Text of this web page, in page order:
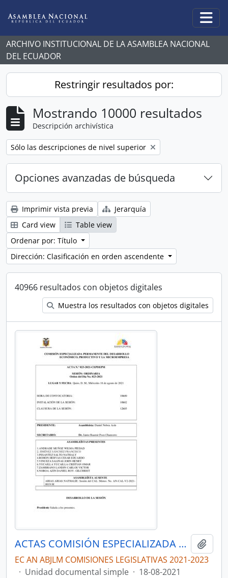
ARCHIVO INSTITUCIONAL DE LA ASAMBLEA NACIONAL
DEL ECUADOR
Restringir resultados por:
Mostrando 10000 resultados
Descripción archivística
Remove filter:
Sólo las descripciones de nivel superior
Opciones avanzadas de búsqueda
Imprimir vista previa
Jerarquía
Card view
Table view
Ordenar por: Título
Dirección: Clasificación en orden ascendente
40966 resultados con objetos digitales
Muestra los resultados con objetos digitales
ACTAS COMISIÓN ESPECIALIZADA PERMANENTE DEL DESARROLLO ECONÓMICO, PRODUCTIVO Y LA MICROEMPRESA
EC AN ABJLM COMISIONES LEGISLATIVAS 2021-2023
· Unidad documental simple · 18-08-2021